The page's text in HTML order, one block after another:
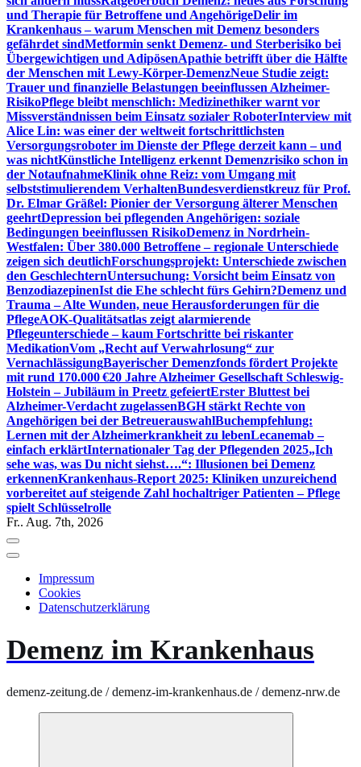
und Therapie für Betroffene und AngehörigeDelir im
Krankenhaus – warum Menschen mit Demenz besonders
gefährdet sindMetformin senkt Demenz- und Sterberisiko bei
Übergewichtigen und AdipösenApathie betrifft über die Hälfte
der Menschen mit Lewy-Körper-DemenzNeue Studie zeigt:
Trauer und finanzielle Belastungen beeinflussen Alzheimer-
RisikoPflege bleibt menschlich: Medizinethiker warnt vor
Missverständnissen beim Einsatz sozialer RoboterInterview mit
Alice Lin: was einer der weltweit fortschrittlichsten
Versorgungsroboter im Dienste der Pflege derzeit kann – und
was nichtKünstliche Intelligenz erkennt Demenzrisiko schon in
der NotaufnahmeKlinik ohne Reiz: vom Umgang mit
selbststimulierendem VerhaltenBundesverdienstkreuz für Prof.
Dr. Elmar Gräßel: Pionier der Versorgung älterer Menschen
geehrtDepression bei pflegenden Angehörigen: soziale
Bedingungen beeinflussen RisikoDemenz in Nordrhein-
Westfalen: Über 380.000 Betroffene – regionale Unterschiede
zeigen sich deutlichForschungsprojekt: Unterschiede zwischen
den GeschlechternUntersuchung: Vorsicht beim Einsatz von
BenzodiazepinenIst die Ehe schlecht fürs Gehirn?Demenz und
Trauma – Alte Wunden, neue Herausforderungen für die
PflegeAOK-Qualitätsatlas zeigt alarmierende
Pflegeunterschiede – kaum Fortschritte bei riskanter
MedikationVom „Recht auf Verwahrlosung“ zur
VernachlässigungBayerischer Demenzfonds fördert Projekte
mit rund 170.000 €20 Jahre Alzheimer Gesellschaft Schleswig-
Holstein – Jubiläum in Preetz gefeiertErster Bluttest bei
Alzheimer-Verdacht zugelassenBGH stärkt Rechte von
Angehörigen bei der BetreuerauswahlBuchempfehlung:
Lernen mit der Alzheimerkrankheit zu lebenLecanemab –
einfach erklärtInternationaler Tag der Pflegenden 2025„Ich
sehe was, was Du nicht siehst….“: Illusionen bei Demenz
erkennenKrankenhaus-Report 2025: Kliniken unzureichend
vorbereitet auf steigende Zahl hochaltriger Patienten – Pflege
spielt Schlüsselrolle
Fr.. Aug. 7th, 2026
Impressum
Cookies
Datenschutzerklärung
Demenz im Krankenhaus
demenz-zeitung.de / demenz-im-krankenhaus.de / demenz-nrw.de